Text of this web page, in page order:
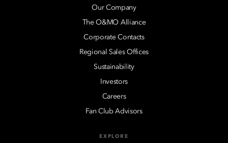
Our Company
The O&MO Alliance
Corporate Contacts
Regional Sales Offices
Sustainability
Investors
Careers
Fan Club Advisors
EXPLORE